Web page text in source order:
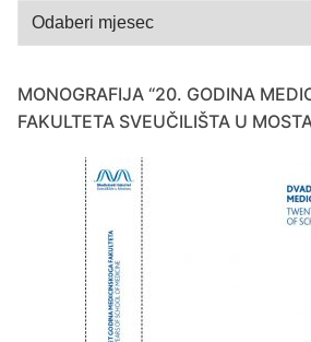
Arhiva
MONOGRAFIJA “20. GODINA
FAKULTETA SVEUČILIŠTA U